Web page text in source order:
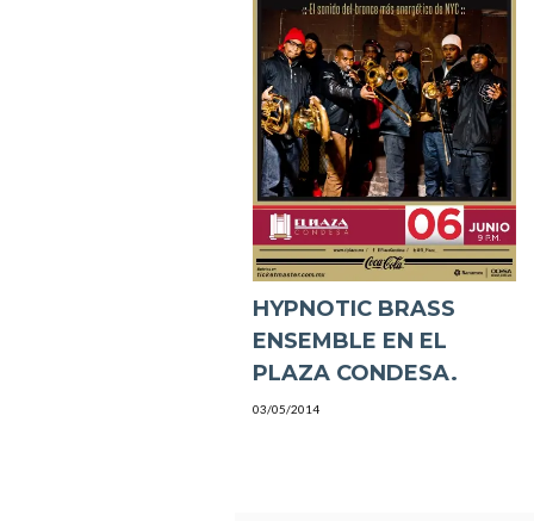
HYPNOTIC BRASS
ENSEMBLE EN EL
PLAZA CONDESA.
03/05/2014